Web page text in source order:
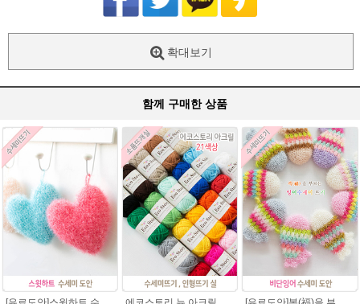
확대보기
함께 구매한 상품